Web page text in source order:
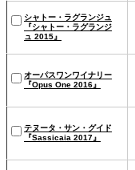
シャトー・ラグランジュ
『シャトー・ラグランジ
ュ 2015』
オーパスワンワイナリー
『Opus One 2016』
テヌータ・サン・グイド
『Sassicaia 2017』